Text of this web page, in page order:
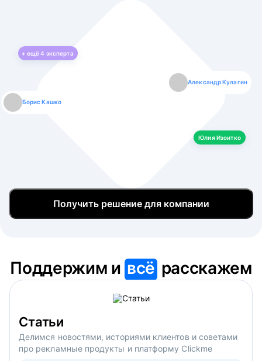
+ ещё4 эксперта
Борис Кашко
Александр Кулагин
Юлия Изоитко
Юлия Изоитко
Даниил Макаров
Александр Кулагин
Екатерина Лазаренко
Даниил Макаров
Борис Кашко
Екатерина Лазаренко
Юлия Изоитко
Получить решение для компании
Поддержим ивсё расскажем
Статьи
Делимся новостями, историями клиентов и советами
про рекламные продукты и платформу Clickme